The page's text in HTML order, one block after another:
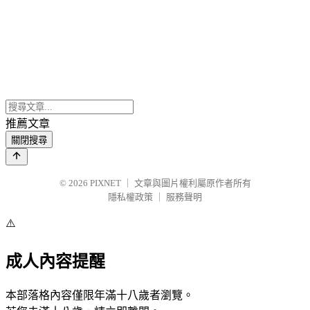
推薦文章
關閉搜尋
© 2026 PIXNET
文章與圖片權利屬原作者所有
隱私權政策
服務聲明
⚠️
成人內容提醒
本部落格內容僅限年滿十八歲者瀏覽。